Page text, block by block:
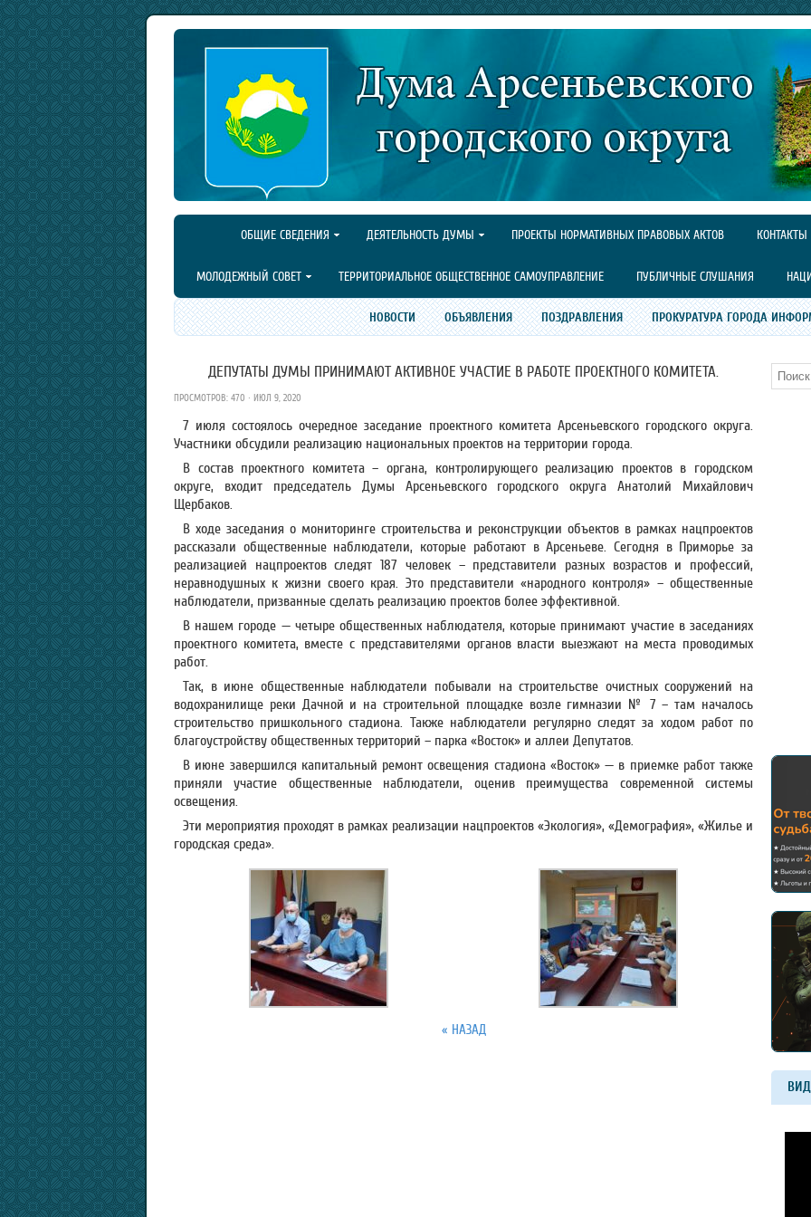
ОБЩИЕ СВЕДЕНИЯ ДЕЯТЕЛЬНОСТЬ ДУМЫ ПРОЕКТЫ НОРМАТИВНЫХ ПРАВОВЫХ АКТОВ КОНТАКТЫ
МОЛОДЕЖНЫЙ СОВЕТ ТЕРРИТОРИАЛЬНОЕ ОБЩЕСТВЕННОЕ САМОУПРАВЛЕНИЕ ПУБЛИЧНЫЕ СЛУШАНИЯ
НОВОСТИ ОБЪЯВЛЕНИЯ ПОЗДРАВЛЕНИЯ ПРОКУРАТУРА ГОРОДА
ДЕПУТАТЫ ДУМЫ ПРИНИМАЮТ АКТИВНОЕ УЧАСТИЕ В РАБОТЕ ПРОЕКТНОГО КОМИТЕТА.
ПРОСМОТРОВ: 470 · ИЮЛ 9, 2020
7 июля состоялось очередное заседание проектного комитета Арсеньевского городского округа.
Участники обсудили реализацию национальных проектов на территории города.
В состав проектного комитета – органа, контролирующего реализацию проектов в городском
округе, входит председатель Думы Арсеньевского городского округа Анатолий Михайлович
Щербаков.
В ходе заседания о мониторинге строительства и реконструкции объектов в рамках нацпроектов
рассказали общественные наблюдатели, которые работают в Арсеньеве. Сегодня в Приморье за
реализацией нацпроектов следят 187 человек – представители разных возрастов и профессий,
неравнодушных к жизни своего края. Это представители «народного контроля» – общественные
наблюдатели, призванные сделать реализацию проектов более эффективной.
В нашем городе — четыре общественных наблюдателя, которые принимают участие в заседаниях
проектного комитета, вместе с представителями органов власти выезжают на места проводимых
работ.
Так, в июне общественные наблюдатели побывали на строительстве очистных сооружений на
водохранилище реки Дачной и на строительной площадке возле гимназии № 7 – там началось
строительство пришкольного стадиона. Также наблюдатели регулярно следят за ходом работ по
благоустройству общественных территорий – парка «Восток» и аллеи Депутатов.
В июне завершился капитальный ремонт освещения стадиона «Восток» — в приемке работ также
приняли участие общественные наблюдатели, оценив преимущества современной системы
освещения.
Эти мероприятия проходят в рамках реализации нацпроектов «Экология», «Демография», «Жилье и
городская среда».
« НАЗАД
Поиск